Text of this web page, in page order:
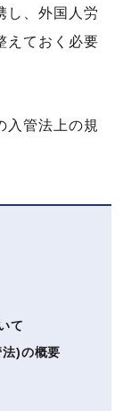
し、外国人労
えておく必要
入管法上の規
て
)の概要